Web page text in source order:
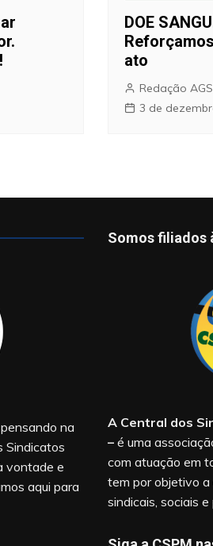
DOE
ato
Redação
3 de
na
Sindicatos
vontade e
aqui para
Somos filiados
A Central dos
– é uma
com atuação em
tem por objetivo
sindicais, sociais